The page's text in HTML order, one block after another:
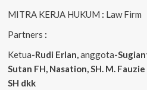
MITRA KERJA HUKUM : Law Firm
Partners :
Ketua-Rudi Erlan anggota-
Sutan FH, Nasation , SH. M. Fauzie
SH dkk